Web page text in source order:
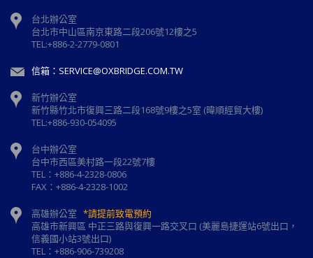
台北辦公室
台北市中山區南京東路二段206號12樓之5
TEL:+886-2-2779-0801
信箱：SERVICE@OXBRIDGE.COM.TW
新竹辦公室
新⽵縣⽵北市復興三路⼆段168號9樓之5室 (暐順經貿大樓)
TEL:+886-930-054095
台中辦公室
台中市西區美村路一段22號7樓
TEL：+886-4-2328-0806
FAX：+886-4-2328-1002
高雄辦公室 *請提前致電預約
高雄市新興區 中正三路與復興一路交叉口 (美麗島捷運站6號出口，
信義國小站3號出口)
TEL：+886-906-739208